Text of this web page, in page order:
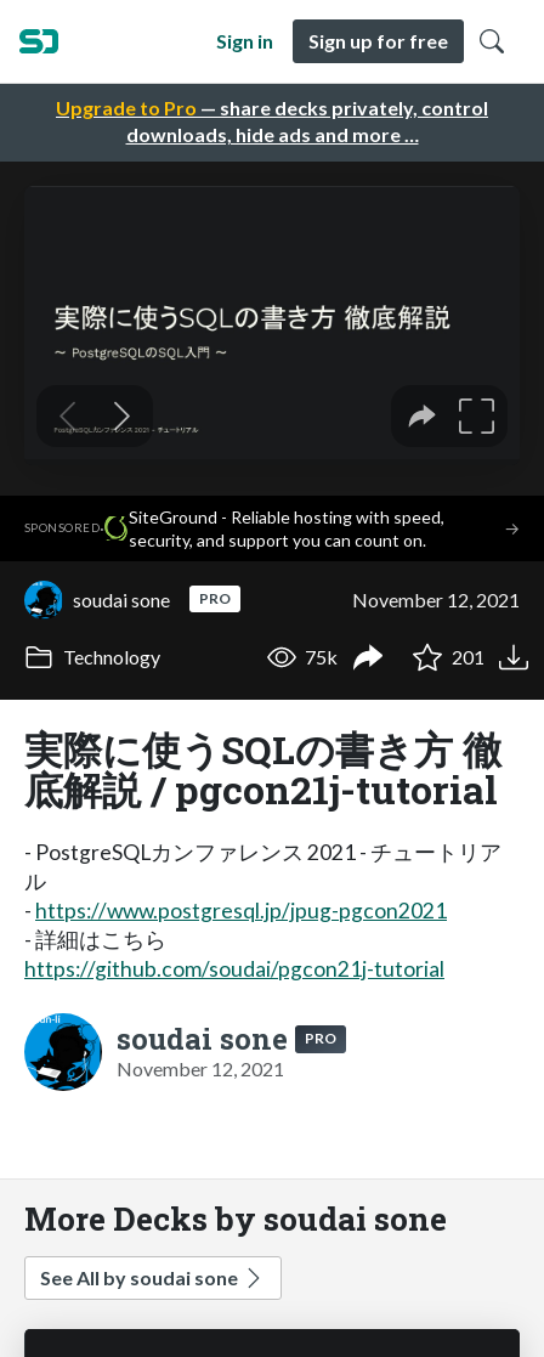
Upgrade to Pro — share decks privately, control
downloads, hide ads and more …
Sign in Sign up for free
SPONSORED·
SiteGround - Reliable hosting with speed,
security, and support you can count on.
→
soudai sone PRO November 12, 2021
Technology 75k 201
実際に使うSQLの書き方 徹
底解説 / pgcon21j-tutorial
- PostgreSQLカンファレンス 2021 - チュートリア
ル
- https://www.postgresql.jp/jpug-pgcon2021
- 詳細はこちら
https://github.com/soudai/pgcon21j-tutorial
soudai sone PRO
November 12, 2021
More Decks by soudai sone
See All by soudai sone